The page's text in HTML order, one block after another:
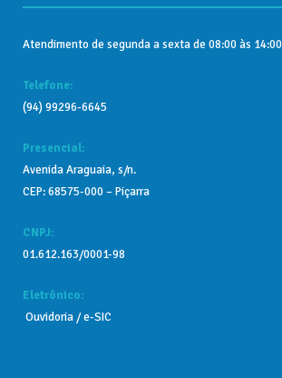
Atendimento de segunda a sexta de 08:00 às 14:00
Telefone:
(94) 99296-6645
Presencial:
Avenida Araguaia, s/n.
CEP: 68575-000 – Piçarra
CNPJ:
01.612.163/0001-98
Eletrônico:
Ouvidoria /e-SIC